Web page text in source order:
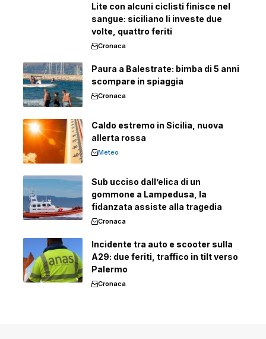
Lite con alcuni ciclisti finisce nel
sangue: siciliano li investe due
volte, quattro feriti
Cronaca
Paura a Balestrate: bimba di 5 anni
scompare in spiaggia
Cronaca
Caldo estremo in Sicilia, nuova
allerta rossa
Meteo
Sub ucciso dall’elica di un
gommone a Lampedusa, la
fidanzata assiste alla tragedia
Cronaca
Incidente tra auto e scooter sulla
A29: due feriti, traffico in tilt verso
Palermo
Cronaca